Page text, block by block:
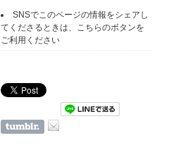
SNSでこのページの情報をシェアし
てくださるときは、こちらのボタンを
ご利用ください